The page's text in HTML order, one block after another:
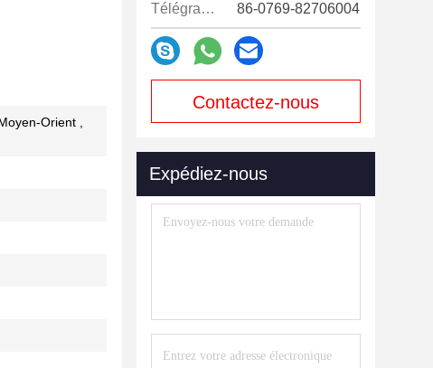
Orient ,
Télégramme: 86-0769-82706004
Contactez-nous
Expédiez-nous